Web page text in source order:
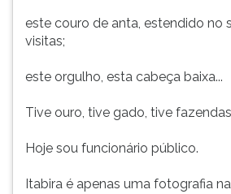
este couro de anta, estendido no
visitas;
este orgulho, esta cabeça baixa...
Tive ouro, tive gado, tive
Hoje sou funcionário público.
Itabira é apenas uma fotografia